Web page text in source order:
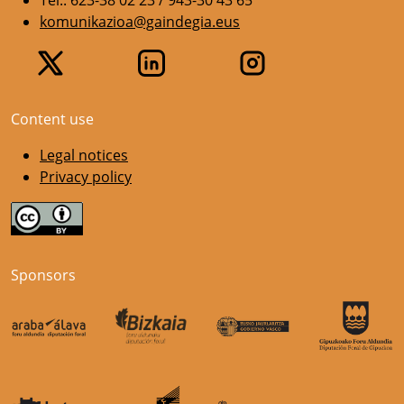
komunikazioa@gaindegia.eus
Content use
Legal notices
Privacy policy
Sponsors